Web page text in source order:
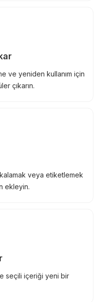
ve yeniden kullanım için
çıkarın.
veya etiketlemek
ekleyin.
seçili içeriği yeni bir